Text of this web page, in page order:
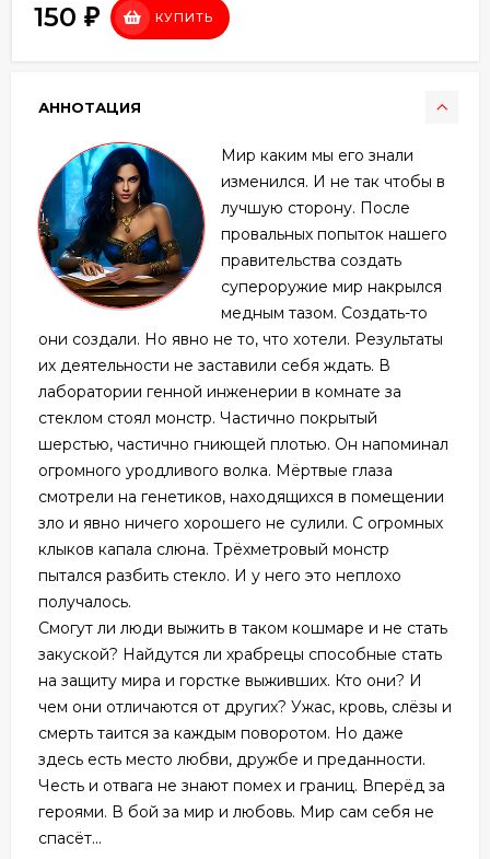
150 ₽ КУПИТЬ
АННОТАЦИЯ
Мир каким мы его знали
изменился. И не так чтобы в
лучшую сторону. После
провальных попыток нашего
правительства создать
супероружие мир накрылся
медным тазом. Создать-то
они создали. Но явно не то, что хотели. Результаты
их деятельности не заставили себя ждать. В
лаборатории генной инженерии в комнате за
стеклом стоял монстр. Частично покрытый
шерстью, частично гниющей плотью. Он напоминал
огромного уродливого волка. Мёртвые глаза
смотрели на генетиков, находящихся в помещении
зло и явно ничего хорошего не сулили. С огромных
клыков капала слюна. Трёхметровый монстр
пытался разбить стекло. И у него это неплохо
получалось.
Смогут ли люди выжить в таком кошмаре и не стать
закуской? Найдутся ли храбрецы способные стать
на защиту мира и горстке выживших. Кто они? И
чем они отличаются от других? Ужас, кровь, слёзы и
смерть таится за каждым поворотом. Но даже
здесь есть место любви, дружбе и преданности.
Честь и отвага не знают помех и границ. Вперёд за
героями. В бой за мир и любовь. Мир сам себя не
спасёт...